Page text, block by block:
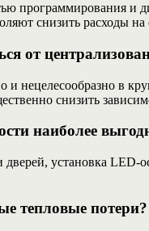
программирования и
снизить расходы на
от
и нецелесообразно в
снизить
наиболее
установка LED-
тепловые потери?